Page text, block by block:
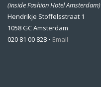
(inside Fashion Hotel Amsterdam)
Hendrikje Stoffelsstraat 1
1058 GC Amsterdam
020 81 00 828 • Email